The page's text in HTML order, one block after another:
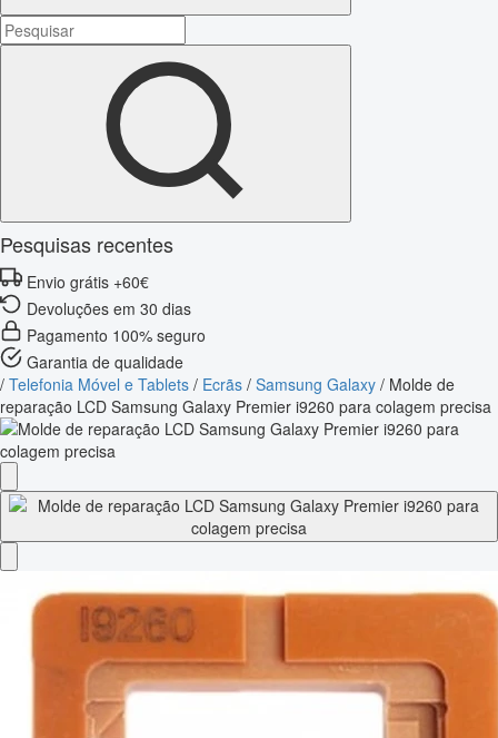
Pesquisas recentes
Envio grátis +60€
Devoluções em 30 dias
Pagamento 100% seguro
Garantia de qualidade
/ Telefonia Móvel e Tablets / Ecrãs / Samsung Galaxy / Molde de
reparação LCD Samsung Galaxy Premier i9260 para colagem precisa